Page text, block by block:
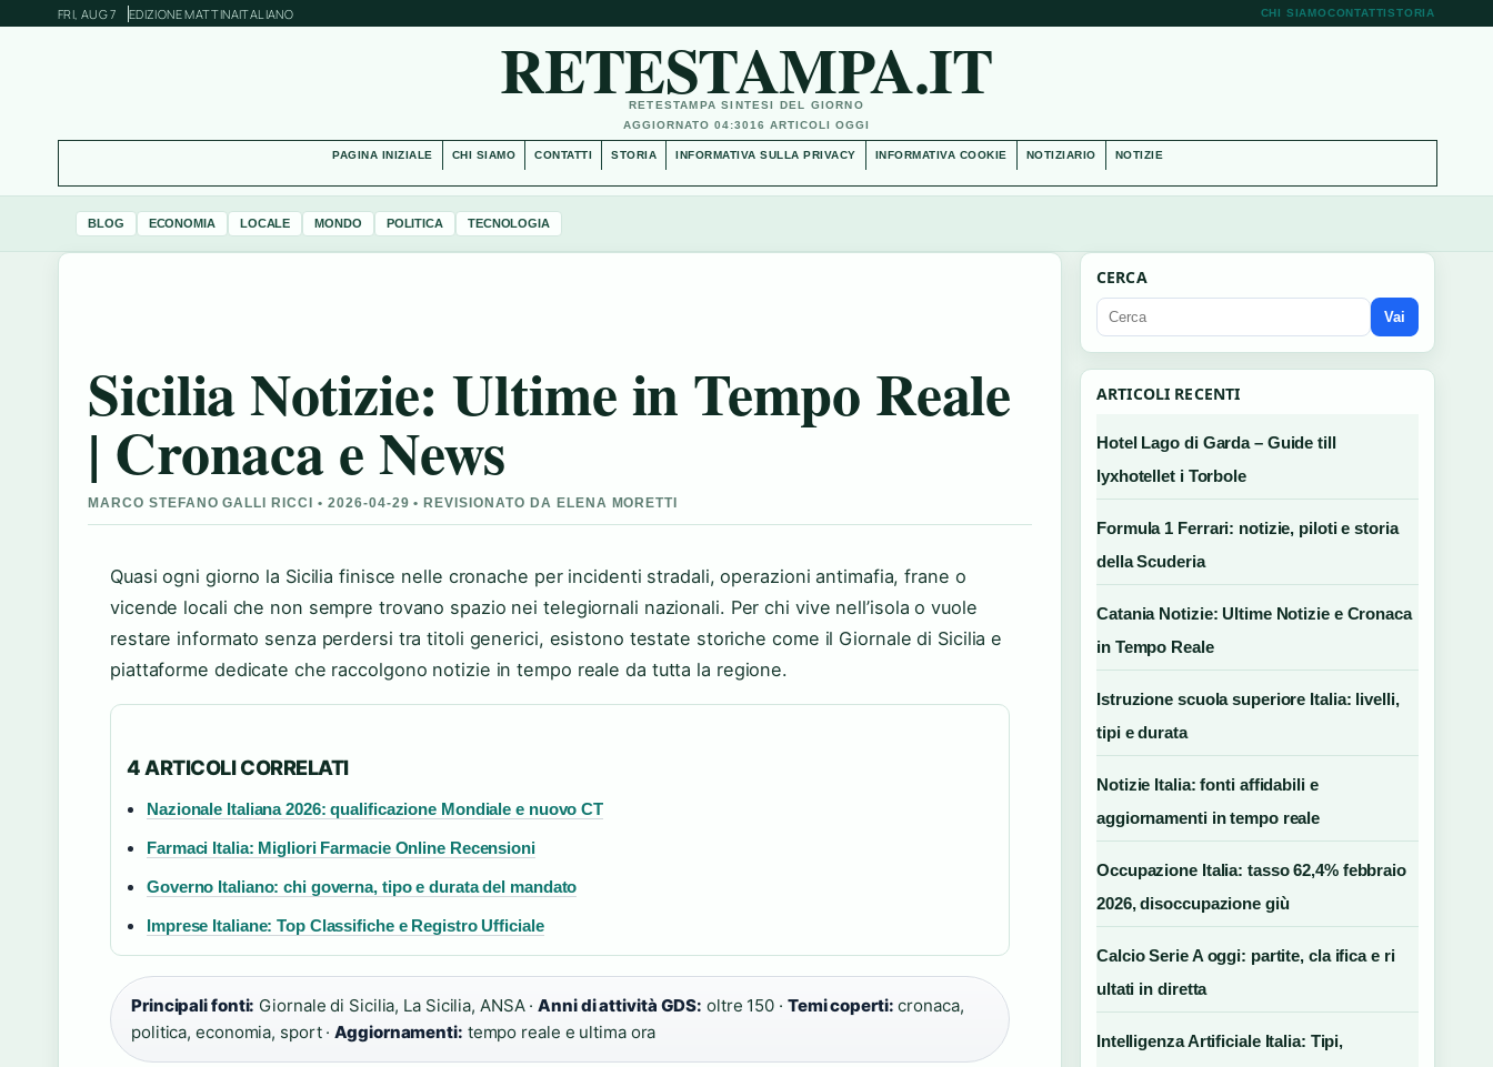
FRI, AUG 7 EDIZIONE MATTINAITALIANO CHI SIAMOCONTATTISTORIA
RETESTAMPA.IT
RETESTAMPA SINTESI DEL GIORNO
AGGIORNATO 04:3016 ARTICOLI OGGI
PAGINA INIZIALE CHI SIAMO CONTATTI STORIA INFORMATIVA SULLA PRIVACY INFORMATIVA COOKIE NOTIZIARIO NOTIZIE
BLOG ECONOMIA LOCALE MONDO POLITICA TECNOLOGIA
Sicilia Notizie: Ultime in Tempo Reale
| Cronaca e News
MARCO STEFANO GALLI RICCI • 2026-04-29 • REVISIONATO DA ELENA MORETTI
Quasi ogni giorno la Sicilia finisce nelle cronache per incidenti stradali, operazioni antimafia, frane o
vicende locali che non sempre trovano spazio nei telegiornali nazionali. Per chi vive nell’isola o vuole
restare informato senza perdersi tra titoli generici, esistono testate storiche come il Giornale di Sicilia e
piattaforme dedicate che raccolgono notizie in tempo reale da tutta la regione.
4 ARTICOLI CORRELATI
Nazionale Italiana 2026: qualificazione Mondiale e nuovo CT
Farmaci Italia: Migliori Farmacie Online Recensioni
Governo Italiano: chi governa, tipo e durata del mandato
Imprese Italiane: Top Classifiche e Registro Ufficiale
Principali fonti: Giornale di Sicilia, La Sicilia, ANSA ·Anni di attività GDS: oltre 150 · Temi coperti: cronaca,
politica, economia, sport ·Aggiornamenti: tempo reale e ultima ora
CERCA
Vai
ARTICOLI RECENTI
Hotel Lago di Garda – Guide till
lyxhotellet i Torbole
Formula 1 Ferrari: notizie, piloti e storia
della Scuderia
Catania Notizie: Ultime Notizie e Cronaca
in Tempo Reale
Istruzione scuola superiore Italia: livelli,
tipi e durata
Notizie Italia: fonti affidabili e
aggiornamenti in tempo reale
Occupazione Italia: tasso 62,4% febbraio
2026, disoccupazione giù
Calcio Serie A oggi: partite, cla ifica e ri
ultati in diretta
Intelligenza Artificiale Italia: Tipi,